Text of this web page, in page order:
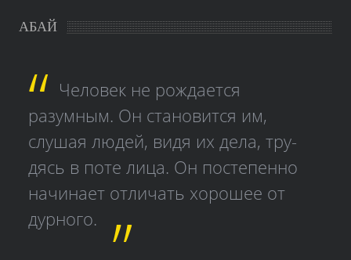
АБАЙ
Человек не рождается
разумным. Он становится им,
слушая людей, видя их дела, тру­
дясь в поте лица. Он постепенно
начинает отличать хорошее от
дурного.